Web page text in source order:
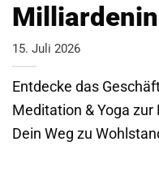
15. Juli 2026
Entdecke das
Meditation & Yoga
Dein Weg zu